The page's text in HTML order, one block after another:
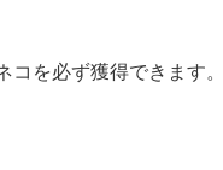
コを必ず獲得できます